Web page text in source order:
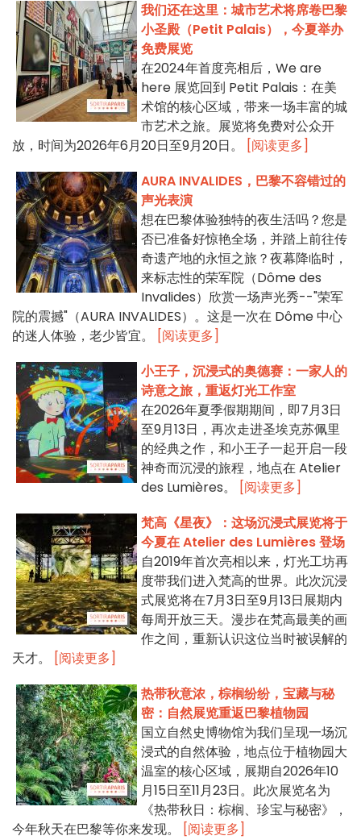
我们还在这里：城市艺术将席卷巴黎
小圣殿（Petit Palais），今夏举办
免费展览
在2024年首度亮相后，We are
here 展览回到 Petit Palais：在美
术馆的核心区域，带来一场丰富的城
市艺术之旅。展览将免费对公众开
放，时间为2026年6月20日至9月20日。
[阅读更多]
AURA INVALIDES，巴黎不容错过的
声光表演
想在巴黎体验独特的夜生活吗？您是
否已准备好惊艳全场，并踏上前往传
奇遗产地的永恒之旅？夜幕降临时，
来标志性的荣军院（Dôme des
Invalides）欣赏一场声光秀--"荣军
院的震撼"（AURA INVALIDES）。这是一次在 Dôme 中心
的迷人体验，老少皆宜。
[阅读更多]
小王子，沉浸式的奥德赛：一家人的
诗意之旅，重返灯光工作室
在2026年夏季假期期间，即7月3日
至9月13日，再次走进圣埃克苏佩里
的经典之作，和小王子一起开启一段
神奇而沉浸的旅程，地点在 Atelier
des Lumières。
[阅读更多]
梵高《星夜》：这场沉浸式展览将于
今夏在 Atelier des Lumières 登场
自2019年首次亮相以来，灯光工坊再
度带我们进入梵高的世界。此次沉浸
式展览将在7月3日至9月13日展期内
每周开放三天。漫步在梵高最美的画
作之间，重新认识这位当时被误解的
天才。
[阅读更多]
热带秋意浓，棕榈纷纷，宝藏与秘
密：自然展览重返巴黎植物园
国立自然史博物馆为我们呈现一场沉
浸式的自然体验，地点位于植物园大
温室的核心区域，展期自2026年10
月15日至11月23日。此次展览名为
《热带秋日：棕榈、珍宝与秘密》，
今年秋天在巴黎等你来发现。
[阅读更多]